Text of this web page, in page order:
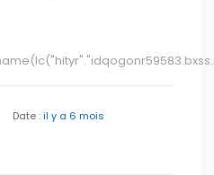
Date :il y a 6 mois